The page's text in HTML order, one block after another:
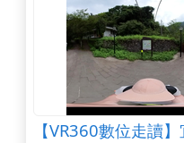
【VR360數位走讀